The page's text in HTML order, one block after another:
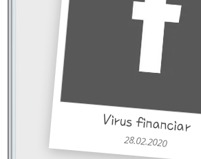
Virus financiar
28.02.2020